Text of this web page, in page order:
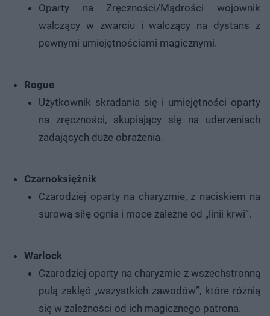
Oparty na Zręczności/Mądrości wojownik
walczący w zwarciu i walczący na dystans z
pewnymi umiejętnościami magicznymi.
Rogue
Użytkownik skradania się i umiejętności oparty
na zręczności, skupiający się na uderzeniach
zadających duże obrażenia.
Czarnoksiężnik
Czarodziej oparty na charyzmie, z naciskiem na
surową siłę ognia i moce zależne od „linii krwi”.
Warlock
Czarodziej oparty na charyzmie z wszechstronną
pulą zaklęć „wszystkich zawodów”, które różnią
się w zależności od ich magicznego patrona.